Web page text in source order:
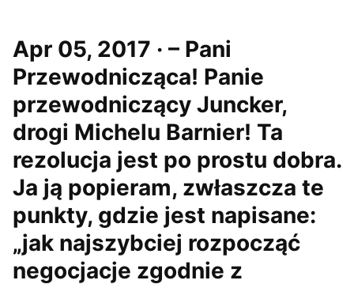
Apr 05, 2017 · – Pani
Przewodnicząca! Panie
przewodniczący Juncker,
drogi Michelu Barnier! Ta
rezolucja jest po prostu dobra.
Ja ją popieram, zwłaszcza te
punkty, gdzie jest napisane:
„jak najszybciej rozpocząć
negocjacje zgodnie z